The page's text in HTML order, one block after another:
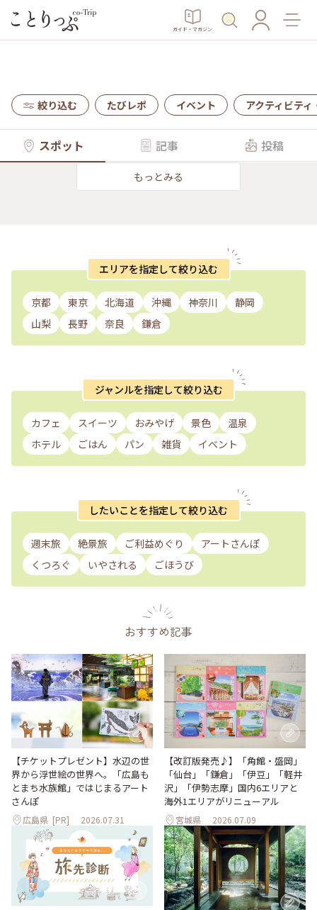
ガイド・マガジン
絞り込む たびレポ イベント アクティビティ
スポット 記事 投稿
もっとみる
エリアを指定して絞り込む
京都 東京 北海道 沖縄 神奈川
静岡
山梨
長野 奈良 鎌倉
ジャンルを指定して絞り込む
カフェ スイーツ おみやげ 景色
温泉
ホテル
ごはん パン 雑貨 イベント
したいことを指定して絞り込む
週末旅 絶景旅 ご利益めぐり
アートさんぽ
くつろぐ
いやされる ごほうび
おすすめ記事
【チケットプレゼント】水辺の世
界から浮世絵の世界へ。「広島も
とまち水族館」ではじまるアート
さんぽ
広島県 [PR] 2026.07.31
【改訂版発売♪】「角館・盛岡」
「仙台」「鎌倉」「伊豆」「軽井
沢」「伊勢志摩」国内6エリアと
海外1エリアがリニューアル
宮城県 2026.07.09